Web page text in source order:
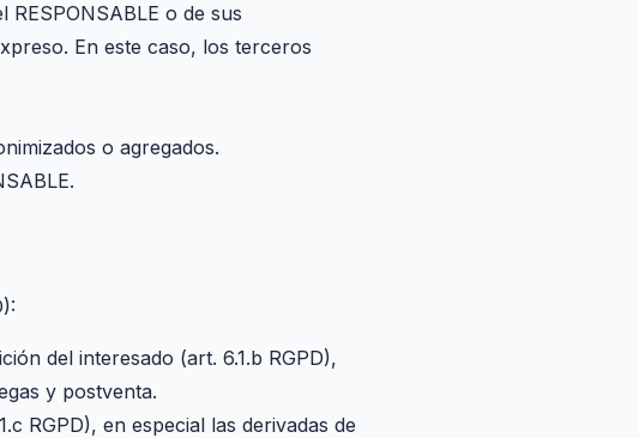
o de sus
En este caso, los terceros
o agregados.
del interesado (art. 6.1.b RGPD),
y postventa.
RGPD), en especial las derivadas de